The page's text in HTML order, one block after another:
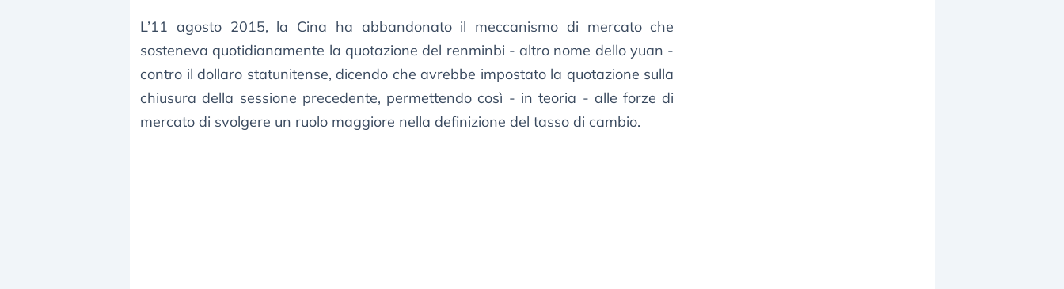
L’11 agosto 2015, la Cina ha abbandonato il meccanismo di mercato che
sosteneva quotidianamente la quotazione del renminbi - altro nome dello yuan -
contro il dollaro statunitense, dicendo che avrebbe impostato la quotazione sulla
chiusura della sessione precedente, permettendo così - in teoria - alle forze di
mercato di svolgere un ruolo maggiore nella definizione del tasso di cambio.